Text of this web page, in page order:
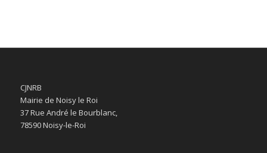
CJNRB
Mairie de Noisy le Roi
37 Rue André le Bourblanc,
78590 Noisy-le-Roi